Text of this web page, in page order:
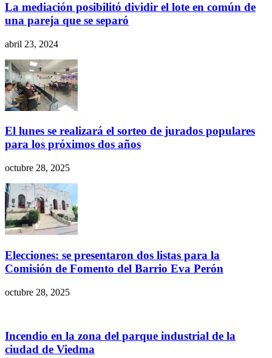
La mediación posibilitó dividir el lote en común de
una pareja que se separó
abril 23, 2024
El lunes se realizará el sorteo de jurados populares
para los próximos dos años
octubre 28, 2025
Elecciones: se presentaron dos listas para la
Comisión de Fomento del Barrio Eva Perón
octubre 28, 2025
Incendio en la zona del parque industrial de la
ciudad de Viedma